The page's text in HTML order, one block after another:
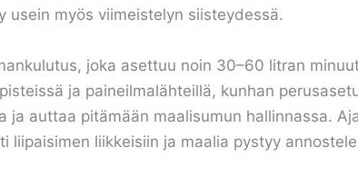
usein myös viimeistelyn siisteydessä.
joka asettuu noin 30–60 litran
ja paineilmalähteillä, kunhan
auttaa pitämään maalisumun hallinnassa.
liipaisimen liikkeisiin ja maalia pystyy